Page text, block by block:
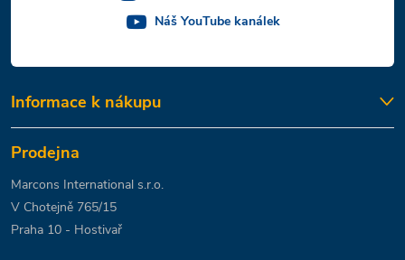
Náš YouTube kanálek
Informace k nákupu
Prodejna
Marcons International s.r.o.
V Chotejně 765/15
Praha 10 - Hostivař